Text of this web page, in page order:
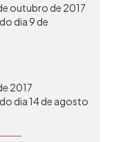
outubro de 2017
dia 9 de
2017
dia 14 de agosto